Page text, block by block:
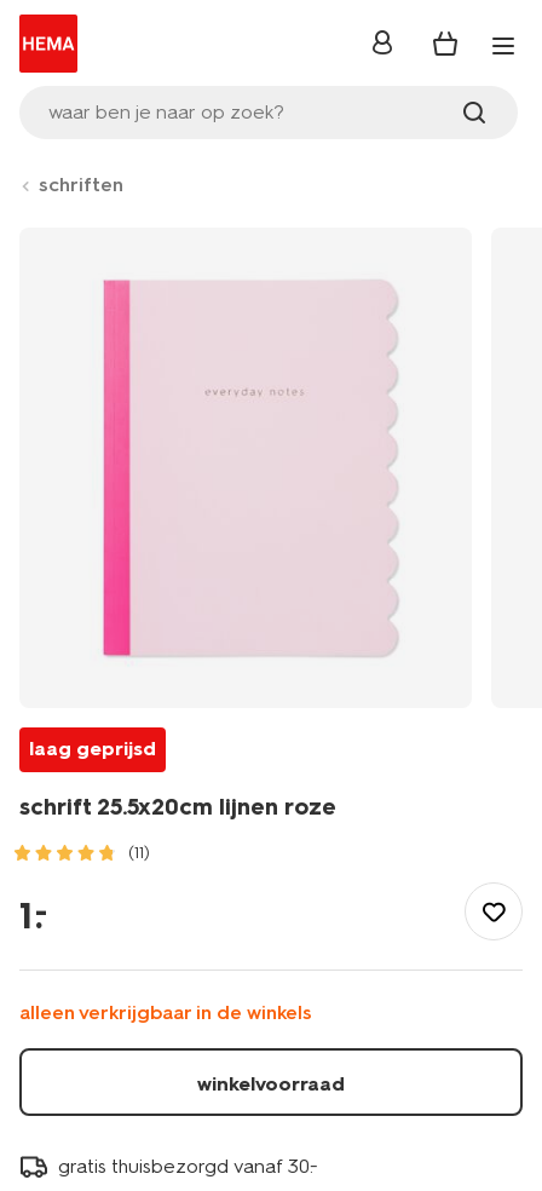
waar ben je naar op zoek?
inloggen
schriften
laag geprijsd
schrift 25.5x20cm lijnen roze
(11)
kantoor/schriften-
boekjes/schriften/schrift-
lijnen-
roze-
14100242.html
1.
–
alleen verkrijgbaar in de winkels
winkelvoorraad
gratis thuisbezorgd vanaf 30.-